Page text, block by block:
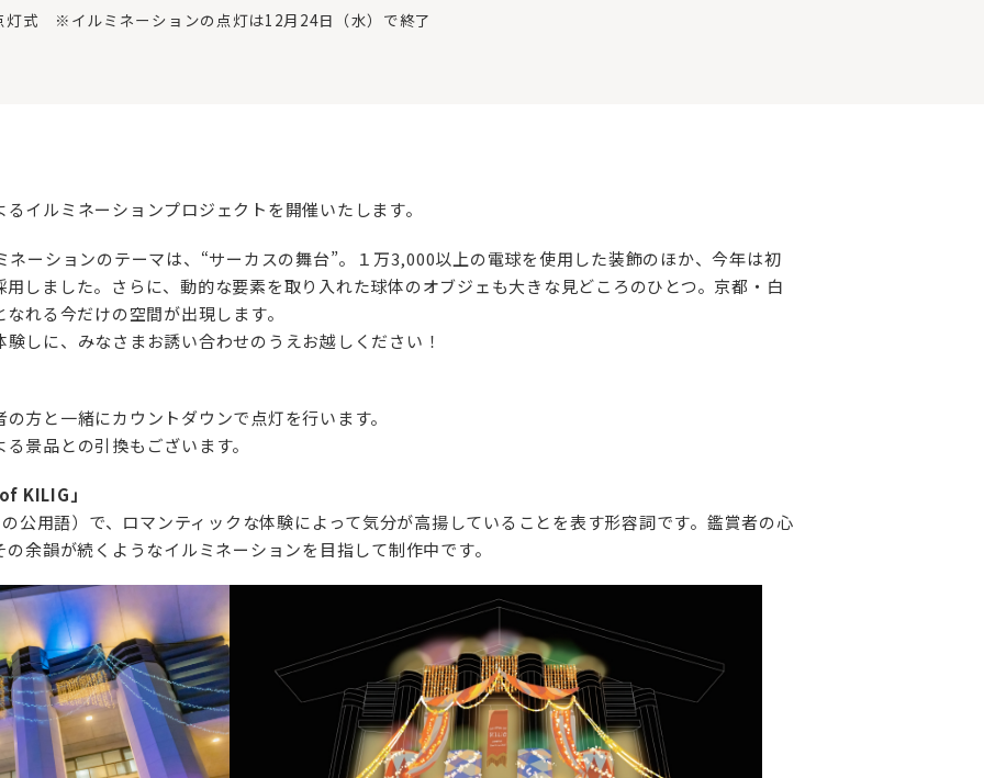
式 ※イルミネーションの点灯は12月24日（水）で終了
イルミネーションプロジェクトを開催いたします。
ーションのテーマは、“サーカスの舞台”。１万3,000以上の電球を使⽤した装飾のほか、今年は初
しました。さらに、動的な要素を取り入れた球体のオブジェも大きな見どころのひとつ。京都・白
れる今だけの空間が出現します。
しに、みなさまお誘い合わせのうえお越しください！
方と⼀緒にカウントダウンで点灯を行います。
景品との引換もございます。
KILIG」
公用語）で、ロマンティックな体験によって気分が高揚していることを表す形容詞です。鑑賞者の心
余韻が続くようなイルミネーションを目指して制作中です。